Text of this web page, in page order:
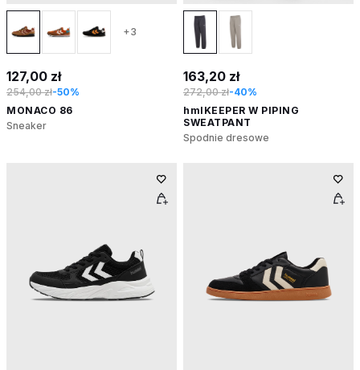
+3
127,00 zł
254,00 zł-50%
MONACO 86
Sneaker
163,20 zł
272,00 zł-40%
hmlKEEPER W PIPING
SWEATPANT
Spodnie dresowe